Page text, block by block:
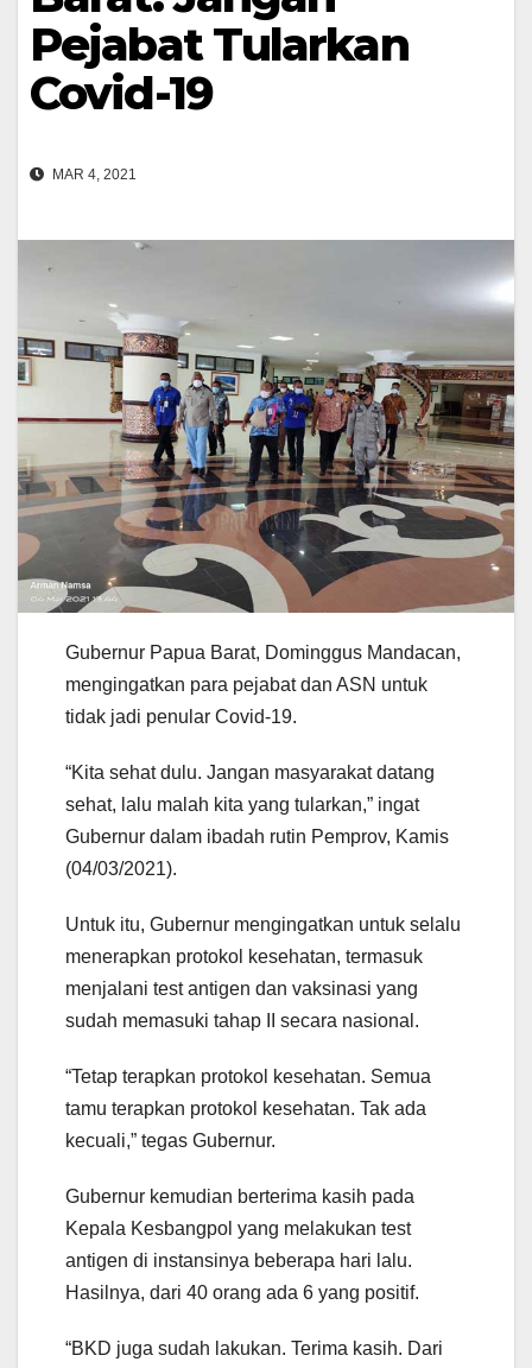
Pejabat Tularkan
Covid-19
MAR 4, 2021
Gubernur Papua Barat, Dominggus Mandacan,
mengingatkan para pejabat dan ASN untuk
tidak jadi penular Covid-19.
“Kita sehat dulu. Jangan masyarakat datang
sehat, lalu malah kita yang tularkan,” ingat
Gubernur dalam ibadah rutin Pemprov, Kamis
(04/03/2021).
Untuk itu, Gubernur mengingatkan untuk selalu
menerapkan protokol kesehatan, termasuk
menjalani test antigen dan vaksinasi yang
sudah memasuki tahap II secara nasional.
“Tetap terapkan protokol kesehatan. Semua
tamu terapkan protokol kesehatan. Tak ada
kecuali,” tegas Gubernur.
Gubernur kemudian berterima kasih pada
Kepala Kesbangpol yang melakukan test
antigen di instansinya beberapa hari lalu.
Hasilnya, dari 40 orang ada 6 yang positif.
“BKD juga sudah lakukan. Terima kasih. Dari